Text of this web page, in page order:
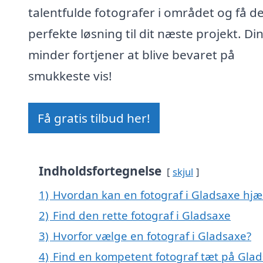
talentfulde fotografer i området og få
perfekte løsning til dit næste projekt.
minder fortjener at blive bevaret på
smukkeste vis!
Få gratis tilbud her!
Indholdsfortegnelse skjul
1) Hvordan kan en fotograf i Gladsaxe
2) Find den rette fotograf i Gladsaxe
3) Hvorfor vælge en fotograf i Gladsaxe?
4) Find en kompetent fotograf tæt på